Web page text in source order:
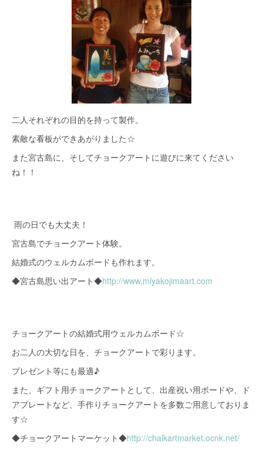
二人それぞれの目的を持って製作。
素敵な看板ができあがりました☆
また宮古島に、そしてチョークアートに遊びに来てください
ね！！
雨の日でも大丈夫！
宮古島でチョークアート体験。
結婚式のウェルカムボードも作れます。
◆宮古島思い出アート◆http://www.miyakojimaart.com
チョークアートの結婚式用ウェルカムボード☆
お二人の大切な日を、チョークアートで彩ります。
プレゼント等にも最適♪
また、ギフト用チョークアートとして、出産祝い用ボードや、ド
アプレートなど、手作りチョークアートを多数ご用意しておりま
す☆
◆チョークアートマーケット◆http://chalkartmarket.ocnk.net/